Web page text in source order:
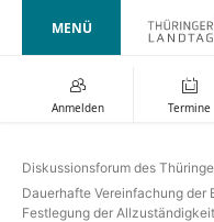
MENÜ
Anmelden Termine
Diskussionsforum des
Dauerhafte Vereinfachung der
Festlegung der